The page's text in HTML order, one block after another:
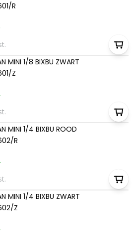
R
MINI 1/8 BIXBU ZWART
Z
MINI 1/4 BIXBU ROOD
R
MINI 1/4 BIXBU ZWART
Z